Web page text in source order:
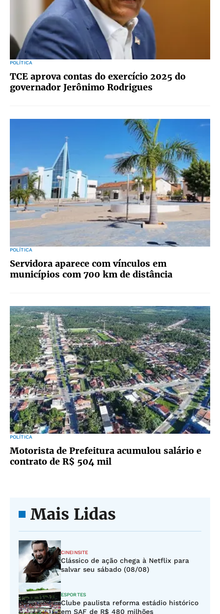
POLÍTICA
TCE aprova contas do exercício 2025 do
governador Jerônimo Rodrigues
POLÍTICA
Servidora aparece com vínculos em
municípios com 700 km de distância
POLÍTICA
Motorista de Prefeitura acumulou salário e
contrato de R$ 504 mil
Mais Lidas
CINEINSITE
Clássico de ação chega à Netflix para
salvar seu sábado (08/08)
ESPORTES
Clube paulista reforma estádio histórico
em SAF de R$ 480 milhões